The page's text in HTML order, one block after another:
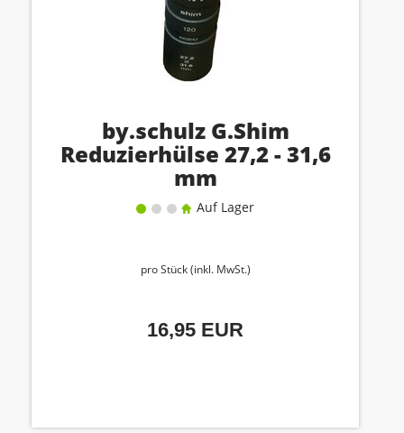
by.schulz G.Shim
Reduzierhülse 27,2 - 31,6
mm
Auf Lager
pro Stück (inkl. MwSt.)
16,95 EUR